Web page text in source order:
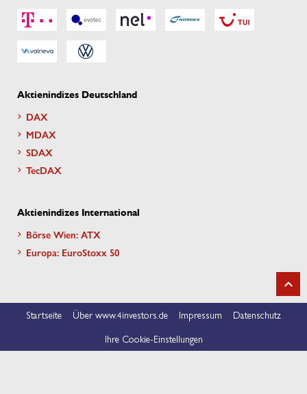
Aktienindizes Deutschland
DAX
MDAX
SDAX
TecDAX
Aktienindizes International
Börse Wien: ATX
Europa: EuroStoxx 50
Startseite Über www.4investors.de Impressum
Datenschutz
Ihre Cookie-Einstellungen